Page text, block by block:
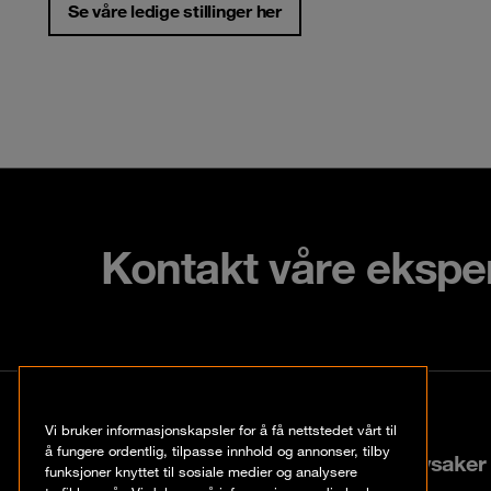
Se våre ledige stillinger her
Kontakt våre
Lysaker Torg 25, N-1366 Lysaker
Vi bruker informasjonskapsler for å få nettstedet vårt til
å fungere ordentlig, tilpasse innhold og annonser, tilby
funksjoner knyttet til sosiale medier og analysere